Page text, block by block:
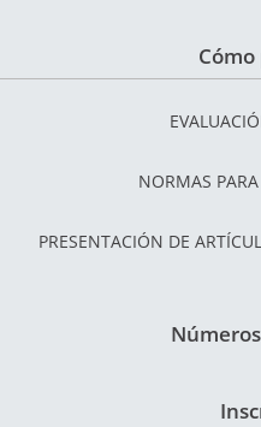
NORMAS
PRESENTACIÓN DE